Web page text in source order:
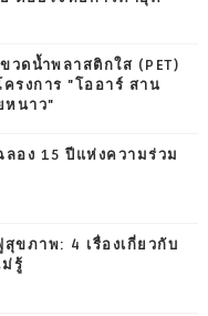
วดน้ำพลาสติกใส (PET)
รงการ "โออาร์ สาน
หนาว"
ลอง 15 ปีแห่งความร่วม
ขภาพ: 4 เรื่องเกี่ยวกับ
รู้